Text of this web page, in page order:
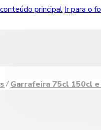
principal Ir para o
Garrafeira 75cl 150cl